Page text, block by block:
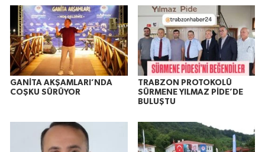
GANİTA AKŞAMLARI’NDA
COŞKU SÜRÜYOR
TRABZON PROTOKOLÜ
SÜRMENE YILMAZ PİDE’DE
BULUŞTU